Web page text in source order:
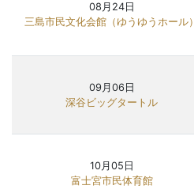
08月24日
三島市民文化会館（ゆうゆうホール）
09月06日
深谷ビッグタートル
10月05日
富士宮市民体育館